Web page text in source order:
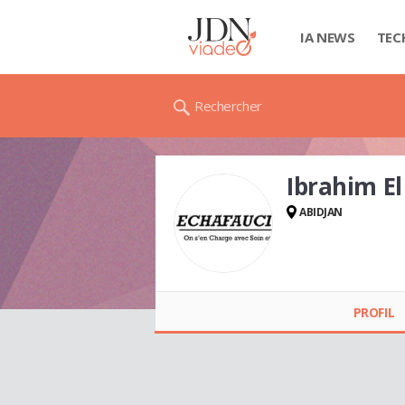
IA NEWS
Rechercher
Ibrahim
ABIDJAN
PROFIL